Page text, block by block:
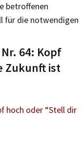
betroffenen
für die notwendigen
64: Kopf
Zukunft ist
hoch oder “Stell dir